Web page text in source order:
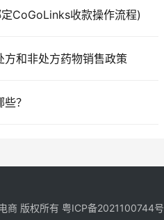
CoGoLinks收款操作流程)
和非处方药物销售政策
？
商 版权所有 粤ICP备2021100744号